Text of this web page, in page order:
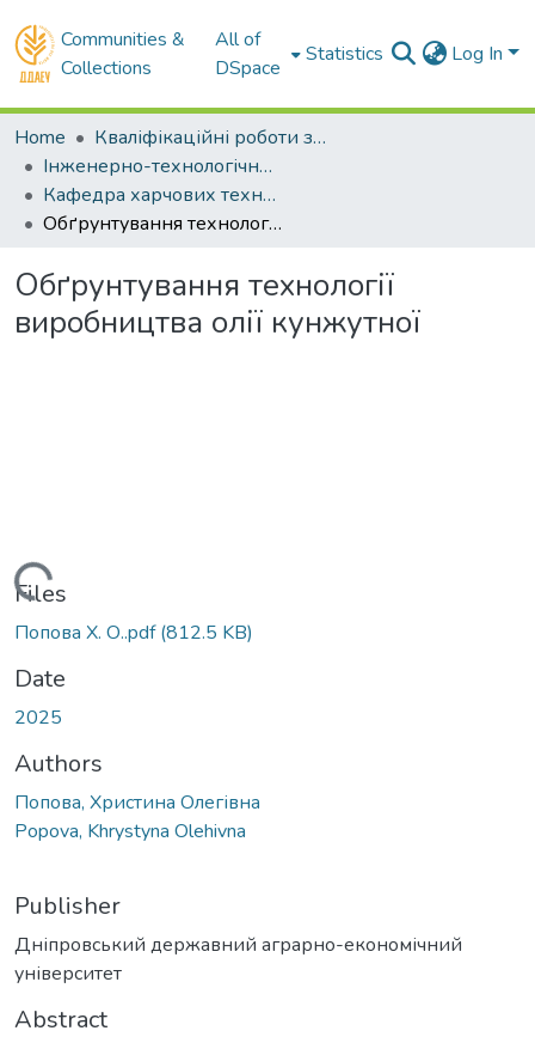
Communities &
Collections
All of
DSpace
Statistics Log In
Home
Кваліфікаційні роботи здобувачів вищої освіти
Інженерно-технологічний факультет
Кафедра харчових технологій. Бакалаври
Обґрунтування технології виробництва олії кунжутної
Обґрунтування технології
виробництва олії кунжутної
Files
Попова Х. О..pdf(812.5 KB)
Date
2025
Authors
Попова, Христина Олегівна
Popova, Khrystyna Olehivna
Publisher
Дніпровський державний аграрно-економічний
університет
Abstract